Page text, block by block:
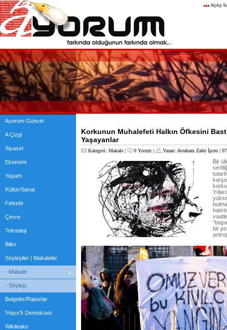
Ayorum Güncel
A Çizgi
Siyaset
Ekonomi
Yaşam
Kültür/Sanat
Felsefe
Çevre
Teknoloji
Bilim
Söyleşiler | Makaleler
- Makale
- Söyleşi
Belgeler/Raporlar
'Hayır'lı Demokrasi
Wikileaks
Korkunun Muhalefeti Halkın Öfkesini
Yaşayanlar
Kategori: Makale | 0 Yorum | Yazan: Avraham Zafer İşcen |
Bir
bir